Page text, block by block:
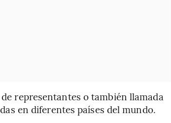
representantes o también llamada
en diferentes países del mundo.